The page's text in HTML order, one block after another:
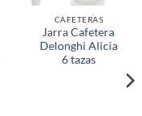
CAFETERAS
Jarra Cafetera
Delonghi Alicia
6 tazas